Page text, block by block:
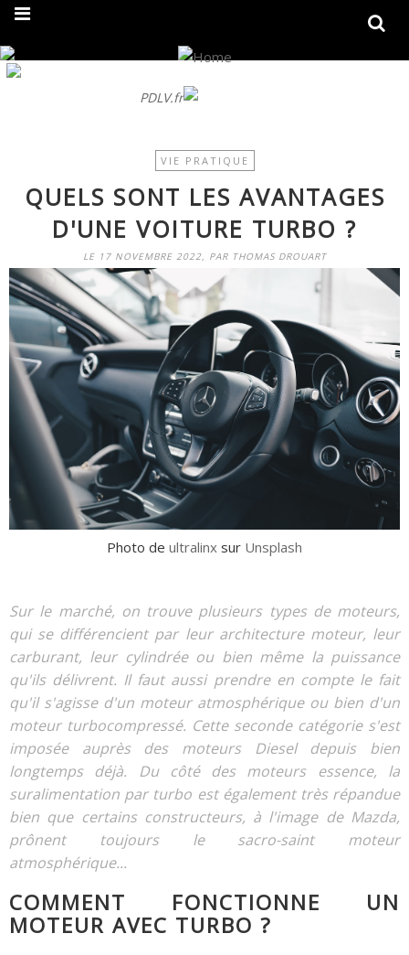
PDLV.fr
VIE PRATIQUE
QUELS SONT LES AVANTAGES
D'UNE VOITURE TURBO ?
LE 17 NOVEMBRE 2022, PAR THOMAS DROUART
Photo de ultralinx sur Unsplash
Sur le marché, on trouve plusieurs types de moteurs,
qui se différencient par leur architecture moteur, leur
carburant, leur cylindrée ou bien même la puissance
qu'ils délivrent. Il faut aussi prendre en compte le fait
qu'il s'agisse d'un moteur atmosphérique ou bien d'un
moteur turbocompressé. Cette seconde catégorie s'est
imposée auprès des moteurs Diesel depuis bien
longtemps déjà. Du côté des moteurs essence, la
suralimentation par turbo est également très répandue
bien que certains constructeurs, à l'image de Mazda,
prônent toujours le sacro-saint moteur
atmosphérique...
COMMENT FONCTIONNE UN
MOTEUR AVEC TURBO ?